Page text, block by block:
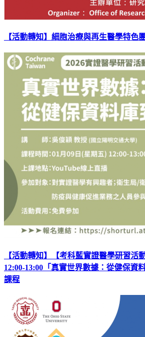
【活動轉知】細胞治療與再生醫學特色
【活動轉知】【考科藍實證醫學研習活
12:00-13:00「真實世界數據：從健保資
課程